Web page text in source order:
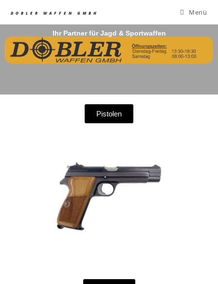
DOBLER WAFFEN GMBH Menü
Ihr Partner für Jagd & Sportwaffen
Pistolen